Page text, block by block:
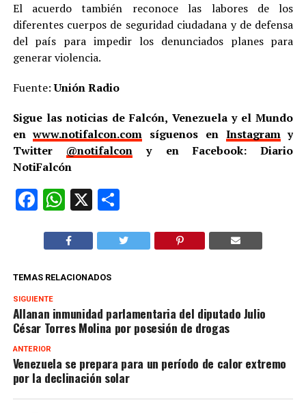
El acuerdo también reconoce las labores de los
diferentes cuerpos de seguridad ciudadana y de defensa
del país para impedir los denunciados planes para
generar violencia.
Fuente:Unión Radio
Sigue las noticias de Falcón, Venezuela y el Mundo
enwww.notifalcon.com síguenos en Instagramy
Twitter @notifalcon y en Facebook: Diario
NotiFalcón
Facebook
WhatsApp
X
TEMAS RELACIONADOS
SIGUIENTE
Allanan inmunidad parlamentaria del diputado Julio
César Torres Molina por posesión de drogas
ANTERIOR
Venezuela se prepara para un período de calor extremo
por la declinación solar